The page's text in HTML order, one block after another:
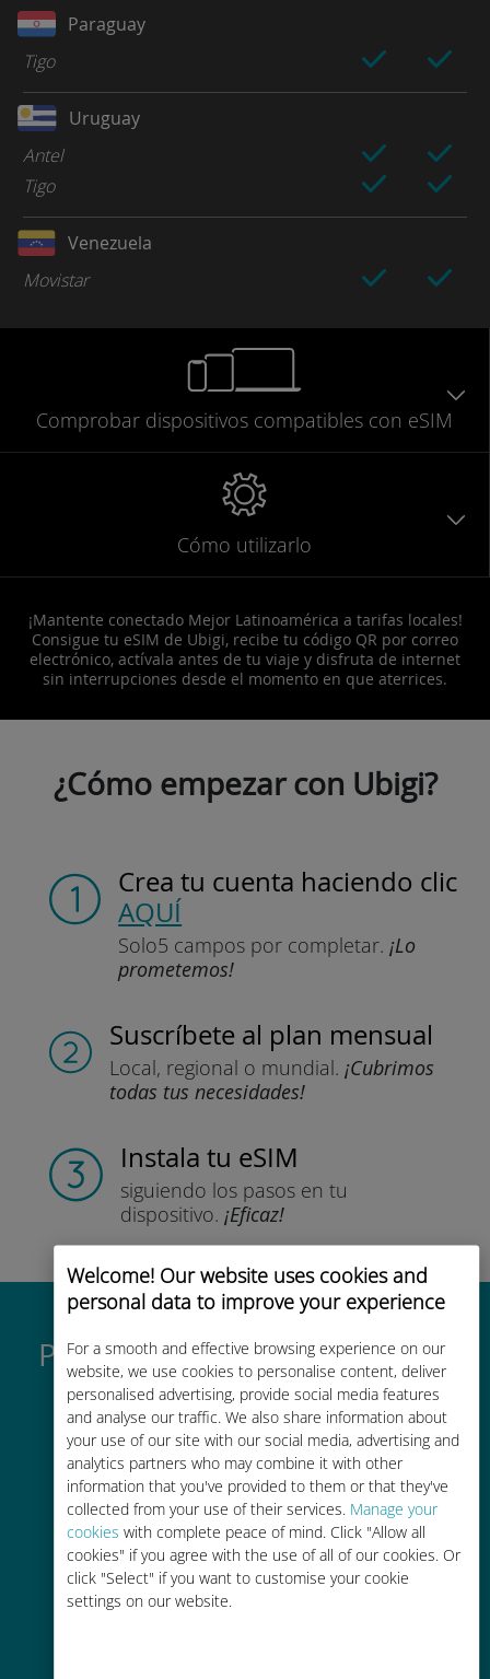
Welcome! Our website uses cookies and
personal data to improve your experience
For a smooth and effective browsing experience on our
website, we use cookies to personalise content, deliver
personalised advertising, provide social media features
and analyse our traffic. We also share information about
your use of our site with our social media, advertising and
analytics partners who may combine it with other
information that you've provided to them or that they've
collected from your use of their services. Manage your
cookies with complete peace of mind. Click "Allow all
cookies" if you agree with the use of all of our cookies. Or
click "Select" if you want to customise your cookie
settings on our website.
Paraguay
Tigo
Uruguay
Antel
Tigo
Venezuela
Movistar
Comprobar dispositivos compatibles con eSIM
Cómo utilizarlo
¡Mantente conectado Mejor Latinoamérica a tarifas locales!
Consigue tu eSIM de Ubigi, recibe tu código QR por correo
electrónico, actívala antes de tu viaje y disfruta de internet
sin interrupciones desde el momento en que aterrices.
¿Cómo empezar con Ubigi?
Crea tu cuenta haciendo clic
AQUÍ
Solo5 campos por completar. ¡Lo
prometemos!
Suscríbete al plan mensual
Local, regional o mundial. ¡Cubrimos
todas tus necesidades!
Instalatu eSIM
siguiendo los pasos en tu
dispositivo. ¡Eficaz!
Por qué es tan buena la eSIM
internacional de Ubigi
Activación instantánea
Reciba un código QR por correo